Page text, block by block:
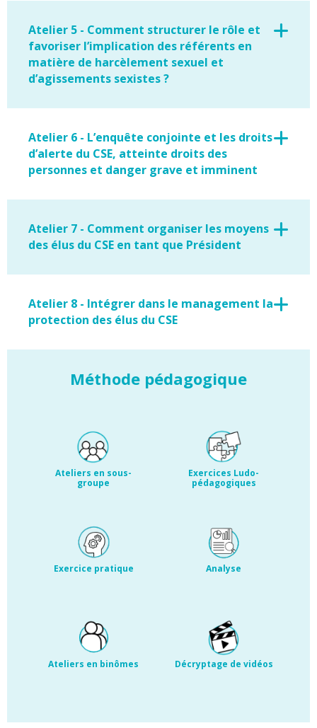
Atelier 5 - Comment structurer le rôle et
favoriser l’implication des référents en
matière de harcèlement sexuel et
d’agissements sexistes ?
Atelier 6 - L’enquête conjointe et les droits
d’alerte du CSE, atteinte droits des
personnes et danger grave et imminent
Atelier 7 - Comment organiser les moyens
des élus du CSE en tant que Président
Atelier 8 - Intégrer dans le management la
protection des élus du CSE
Méthode pédagogique
Ateliers en sous-
groupe
Exercices Ludo-
pédagogiques
Exercice pratique Analyse
Ateliers en binômes Décryptage de vidéos